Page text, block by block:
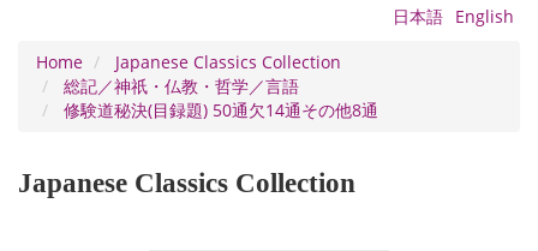
日本語 English
Home
Japanese Classics Collection
総記／神祇・仏教・哲学／言語
修験道秘決(目録題) 50通欠14通その他8通
Japanese Classics Collection